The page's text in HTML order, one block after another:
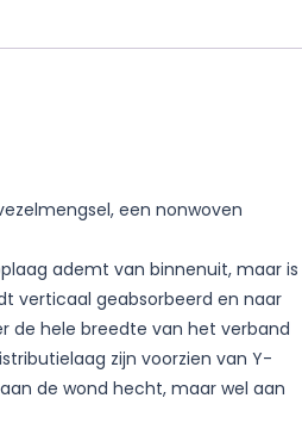
een nonwoven
ademt van binnenuit, maar is
verticaal geabsorbeerd en naar
de hele breedte van het verband
zijn voorzien van Y-
de wond hecht, maar wel aan